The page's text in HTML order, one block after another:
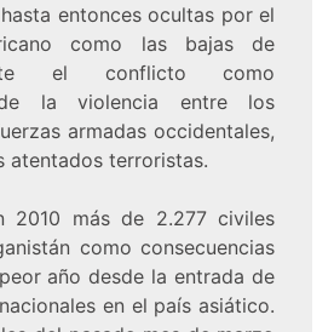
entonces ocultas por el
como las bajas de
el conflicto como
de la violencia entre los
armadas occidentales,
atentados terroristas.
2010 más de 2.277 civiles
como consecuencias
año desde la entrada de
en el país asiático.